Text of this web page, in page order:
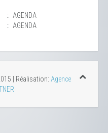
:: AGENDA
:: AGENDA
| Réalisation: Agence